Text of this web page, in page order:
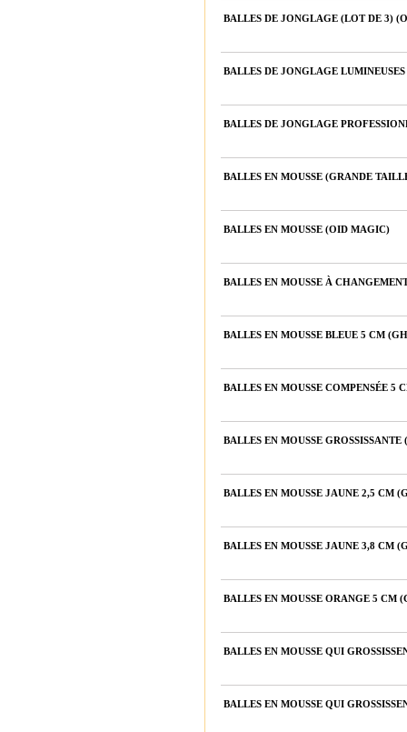
BALLES DE JONGLAGE (LOT DE 3)
BALLES DE JONGLAGE
BALLES DE JONGLAGE
BALLES EN MOUSSE (GRANDE
BALLES EN MOUSSE (OID MAGIC)
BALLES EN MOUSSE À
BALLES EN MOUSSE BLEUE 5 CM
BALLES EN MOUSSE COMPENSÉE 5
BALLES EN MOUSSE
BALLES EN MOUSSE JAUNE 2,5 CM
BALLES EN MOUSSE JAUNE 3,8 CM
BALLES EN MOUSSE ORANGE 5 CM
BALLES EN MOUSSE QUI
BALLES EN MOUSSE QUI